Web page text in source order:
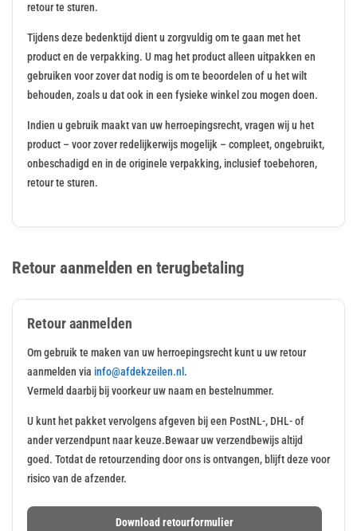
retour te sturen.
Tijdens deze bedenktijd dient u zorgvuldig om te gaan met het
product en de verpakking. U mag het product alleen uitpakken en
gebruiken voor zover dat nodig is om te beoordelen of u het wilt
behouden, zoals u dat ook in een fysieke winkel zou mogen doen.
Indien u gebruik maakt van uw herroepingsrecht, vragen wij u het
product – voor zover redelijkerwijs mogelijk – compleet, ongebruikt,
onbeschadigd en in de originele verpakking, inclusief toebehoren,
retour te sturen.
Retour aanmelden en terugbetaling
Retour aanmelden
Om gebruik te maken van uw herroepingsrecht kunt u uw retour
aanmelden via info@afdekzeilen.nl .
Vermeld daarbij bij voorkeur uw naam en bestelnummer.
U kunt het pakket vervolgens afgeven bij een PostNL-, DHL- of
ander verzendpunt naar keuze.Bewaar uw verzendbewijs altijd
goed. Totdat de retourzending door ons is ontvangen, blijft deze voor
risico van de afzender.
Download retourformulier